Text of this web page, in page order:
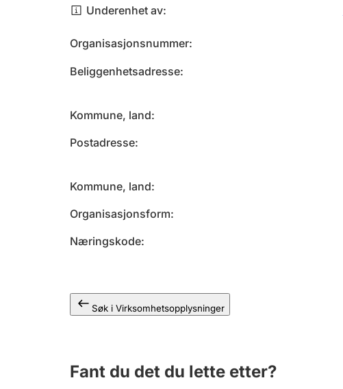
Underenhet av
Organisasjonsnummer
Beliggenhetsadresse
Kommune, land
Postadresse
Kommune, land
Organisasjonsform
Næringskode
Søk i Virksomhetsopplysninger
Fant du det du lette etter?